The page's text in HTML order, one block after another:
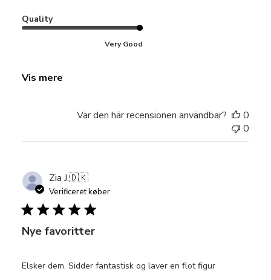
Quality
Very Good
Vis mere
Var den här recensionen användbar?
0
0
Zia J.🇩🇰
Verificeret køber
Nye favoritter
Elsker dem. Sidder fantastisk og laver en flot figur